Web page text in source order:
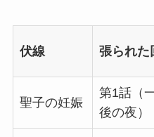
伏線 張られた
聖子の妊娠
第1話（
後の夜）